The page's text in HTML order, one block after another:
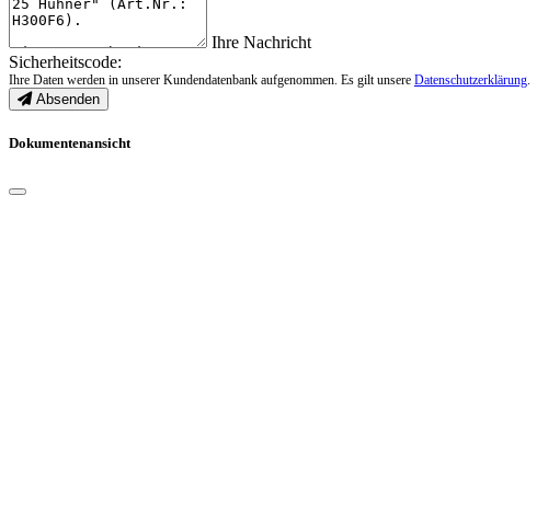
Ihre Nachricht
Sicherheitscode:
Ihre Daten werden in unserer Kundendatenbank aufgenommen. Es gilt unsere Datenschutzerklärung.
Absenden
Dokumentenansicht